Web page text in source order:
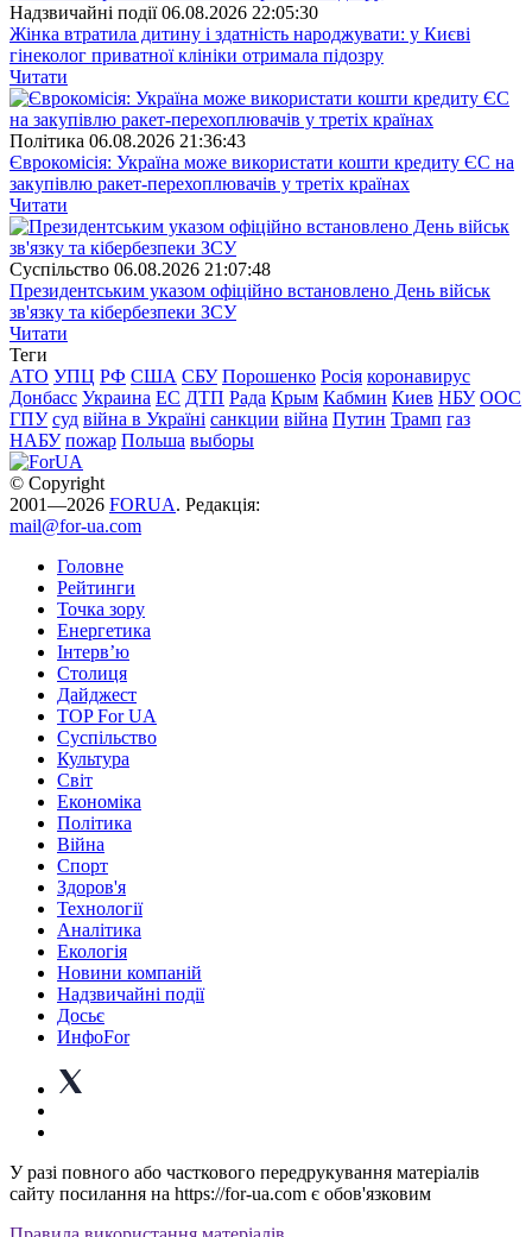
Надзвичайні події 06.08.2026 22:05:30
Жінка втратила дитину і здатність народжувати: у Києві
гінеколог приватної клініки отримала підозру
Читати
Полiтика 06.08.2026 21:36:43
Єврокомісія: Україна може використати кошти кредиту ЄС на
закупівлю ракет-перехоплювачів у третіх країнах
Читати
Суспiльство 06.08.2026 21:07:48
Президентським указом офіційно встановлено День військ
зв'язку та кібербезпеки ЗСУ
Читати
Теги
АТО УПЦ РФ США СБУ Порошенко Росія коронавирус
Донбасс Украина ЕС ДТП Рада Крым Кабмин Киев НБУ ООС
ГПУ суд війна в Україні санкции війна Путин Трамп газ
НАБУ пожар Польша выборы
© Copyright
2001—2026 FORUA. Редакція:
mail@for-ua.com
Головне
Рейтинги
Точка зору
Енергетика
Інтерв’ю
Столиця
Дайджест
TOP For UA
Суспiльство
Культура
Світ
Економіка
Політика
Війна
Спорт
Здоров'я
Технології
Аналітика
Екологія
Новини компаній
Надзвичайні події
Досьє
ИнфоFor
У разі повного або часткового передрукування матеріалів
сайту посилання на https://for-ua.com є обов'язковим